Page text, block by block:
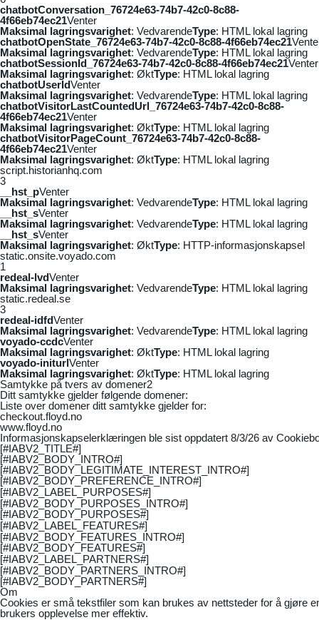
chatbotConversation_76724e63-74b7-42c0-8c88-
4f66eb74ec21Venter
Maksimal lagringsvarighet: VedvarendeType: HTML lokal lagring
chatbotOpenState_76724e63-74b7-42c0-8c88-4f66eb74ec21
Maksimal lagringsvarighet: VedvarendeType: HTML lokal lagring
chatbotSessionId_76724e63-74b7-42c0-8c88-4f66eb74ec21Venter
Maksimal lagringsvarighet: ØktType: HTML lokal lagring
chatbotUserIdVenter
Maksimal lagringsvarighet: VedvarendeType: HTML lokal lagring
chatbotVisitorLastCountedUrl_76724e63-74b7-42c0-8c88-
4f66eb74ec21Venter
Maksimal lagringsvarighet: ØktType: HTML lokal lagring
chatbotVisitorPageCount_76724e63-74b7-42c0-8c88-
4f66eb74ec21Venter
Maksimal lagringsvarighet: ØktType: HTML lokal lagring
script.historianhq.com
3
__hst_pVenter
Maksimal lagringsvarighet: VedvarendeType: HTML lokal lagring
__hst_sVenter
Maksimal lagringsvarighet: VedvarendeType: HTML lokal lagring
__hst_sVenter
Maksimal lagringsvarighet: ØktType: HTTP-informasjonskapsel
static.onsite.voyado.com
1
redeal-lvdVenter
Maksimal lagringsvarighet: VedvarendeType: HTML lokal lagring
static.redeal.se
3
redeal-idfdVenter
Maksimal lagringsvarighet: VedvarendeType: HTML lokal lagring
voyado-ccdcVenter
Maksimal lagringsvarighet: ØktType: HTML lokal lagring
voyado-initurlVenter
Maksimal lagringsvarighet: ØktType: HTML lokal lagring
Samtykke på tvers av domener2
Ditt samtykke gjelder følgende domener:
Liste over domener ditt samtykke gjelder for:
checkout.floyd.no
www.floyd.no
Informasjonskapselerklæringen ble sist oppdatert 8/3/26 av
[#IABV2_TITLE#]
[#IABV2_BODY_INTRO#]
[#IABV2_BODY_LEGITIMATE_INTEREST_INTRO#]
[#IABV2_BODY_PREFERENCE_INTRO#]
[#IABV2_LABEL_PURPOSES#]
[#IABV2_BODY_PURPOSES_INTRO#]
[#IABV2_BODY_PURPOSES#]
[#IABV2_LABEL_FEATURES#]
[#IABV2_BODY_FEATURES_INTRO#]
[#IABV2_BODY_FEATURES#]
[#IABV2_LABEL_PARTNERS#]
[#IABV2_BODY_PARTNERS_INTRO#]
[#IABV2_BODY_PARTNERS#]
Om
Cookies er små tekstfiler som kan brukes av nettsteder for å gjøre
brukers opplevelse mer effektiv.